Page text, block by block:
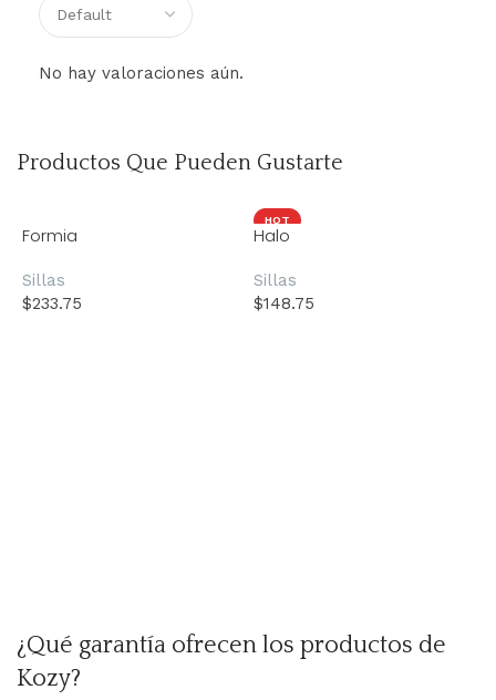
No hay valoraciones aún.
Productos Que Pueden Gustarte
Formia
Sillas
$233.75
HOT
Halo
Sillas
$148.75
¿Qué garantía ofrecen los productos de
Kozy?